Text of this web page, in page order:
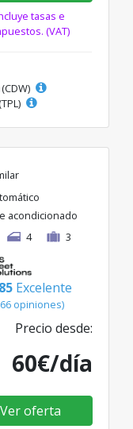
tasas e
(VAT)
acondicionado
4 3
Excelente
opiniones)
Precio desde:
60€/día
Ver oferta